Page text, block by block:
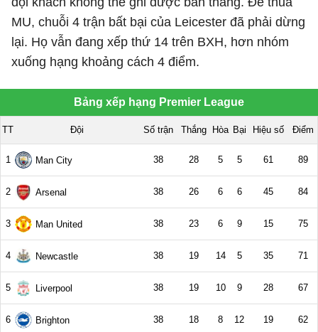
MU, chuỗi 4 trận bất bại của Leicester đã phải dừng
lại. Họ vẫn đang xếp thứ 14 trên BXH, hơn nhóm
xuống hạng khoảng cách 4 điểm.